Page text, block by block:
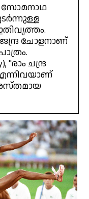
സോമനാഥ
ചോളനാണ്
"രാം ചന്ദ്ര
എന്നിവയാണ്